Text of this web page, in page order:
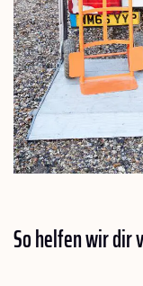
So helfen wir dir